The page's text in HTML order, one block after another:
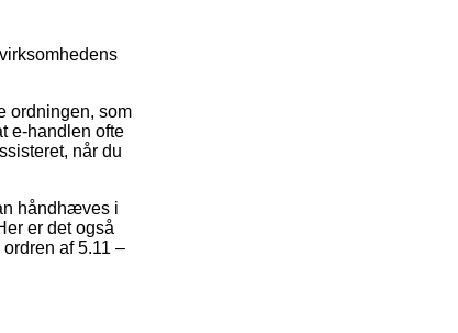
ordningen, som
e-handlen ofte
når du
håndhæves i
er det også
af 5.11 –